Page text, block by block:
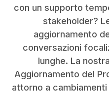
con un supporto
stakeholder?
aggiornamento
conversazioni
lunghe. La
Aggiornamento del
attorno a